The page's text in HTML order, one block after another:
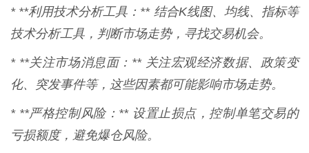
* **利用技术分析工具：** 结合K线图、均线、指标等
技术分析工具，判断市场走势，寻找交易机会。
* **关注市场消息面：** 关注宏观经济数据、政策变
化、突发事件等，这些因素都可能影响市场走势。
* **严格控制风险：** 设置止损点，控制单笔交易的
亏损额度，避免爆仓风险。